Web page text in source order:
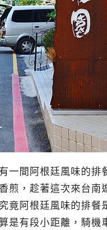
一間阿根廷風味的排
煎，趁著這次來台南
竟阿根廷風味的排餐
是有段小距離，騎機